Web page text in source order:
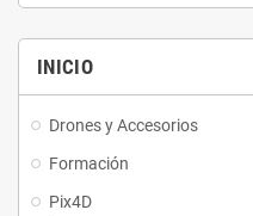
INICIO
Drones y Accesorios
Formación
Pix4D